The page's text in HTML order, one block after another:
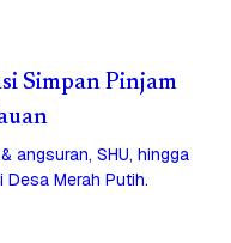
Simpan Pinjam
angsuran, SHU, hingga
Merah Putih.